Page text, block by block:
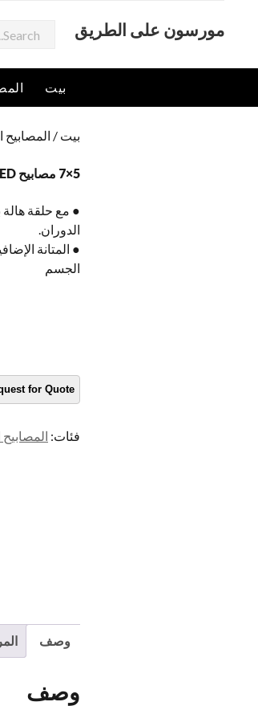
مورسون على الطريق يبحث
بيت افتح
بيت / المصابيح
5×7 مصابيح LED
● مع حلقة هالة
الدوران.
● المتانة
الجسم
فئات: المصابيح
وصف
وصف